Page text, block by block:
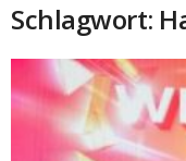
Schlagwort: